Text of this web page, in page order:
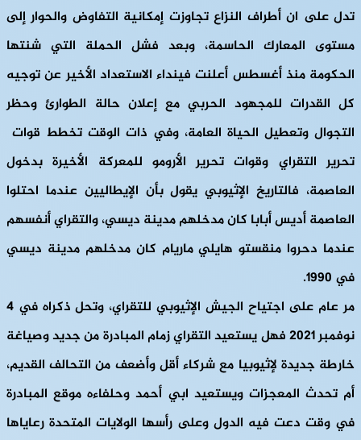
تدل على ان أطراف النزاع تجاوزت إمكانية التفاوض والحوار إلى
مستوى المعارك الحاسمة، وبعد فشل الحملة التي شنتها
الحكومة منذ أغسطس أعلنت فينداء الاستعداد الأخير عن توجيه
كل القدرات للمجهود الحربي مع إعلان حالة الطوارئ وحظر
التجوال وتعطيل الحياة العامة، وفي ذات الوقت تخطط قوات
تحرير التقراي وقوات تحرير الأرومو للمعركة الأخيرة بدخول
العاصمة، فالتاريخ الإثيوبي يقول بأن الإيطاليين عندما احتلوا
العاصمة أديس أبابا كان مدخلهم مدينة ديسي، والتقراي أنفسهم
عندما دحروا منقستو هايلي ماريام كان مدخلهم مدينة ديسي
في 1990.
مر عام على اجتياح الجيش الإثيوبي للتقراي، وتحل ذكراه في 4
نوفمبر 2021 فهل يستعيد التقراي زمام المبادرة من جديد وصياغة
خارطة جديدة لإثيوبيا مع شركاء أقل وأضعف من التحالف القديم،
أم تحدث المعجزات ويستعيد ابي أحمد وحلفاءه موقع المبادرة
في وقت دعت فيه الدول وعلى رأسها الولايات المتحدة رعاياها